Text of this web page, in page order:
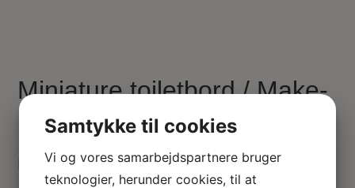
Miniature toiletbord / Make-
up bord
Dukkehus toiletbord i fint udskåret valnød
Samtykke til cookies
Vi og vores samarbejdspartnere bruger
teknologier, herunder cookies, til at